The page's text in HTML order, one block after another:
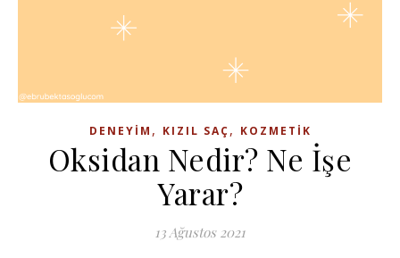
DENEYIM , KIZIL SAÇ, KOZMETIK
Oksidan Nedir? Ne İşe
Yarar?
13 Ağustos 2021